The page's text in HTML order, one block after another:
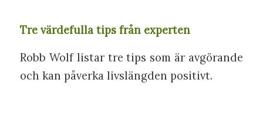
Tre värdefulla tips från experten
Robb Wolf listar tre tips som är avgörande
och kan påverka livslängden positivt.